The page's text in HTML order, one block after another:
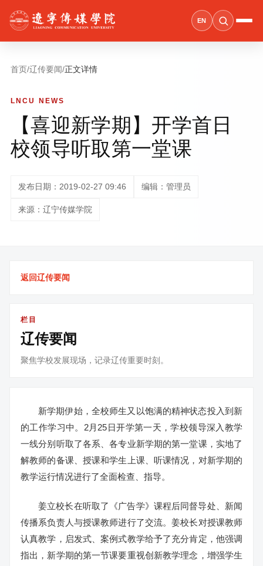
EN
首页/辽传要闻/正文详情
LNCU NEWS
【喜迎新学期】开学首日
校领导听取第一堂课
发布日期：2019-02-27 09:46 编辑：管理员
来源：辽宁传媒学院
返回辽传要闻
栏目
辽传要闻
聚焦学校发展现场，记录辽传重要时刻。
新学期伊始，全校师生又以饱满的精神状态投入到新
的工作学习中。2月25日开学第一天，学校领导深入教学
一线分别听取了各系、各专业新学期的第一堂课，实地了
解教师的备课、授课和学生上课、听课情况，对新学期的
教学运行情况进行了全面检查、指导。
姜立校长在听取了《广告学》课程后同督导处、新闻
传播系负责人与授课教师进行了交流。姜校长对授课教师
认真教学，启发式、案例式教学给予了充分肯定，他强调
指出，新学期的第一节课要重视创新教学理念，增强学生